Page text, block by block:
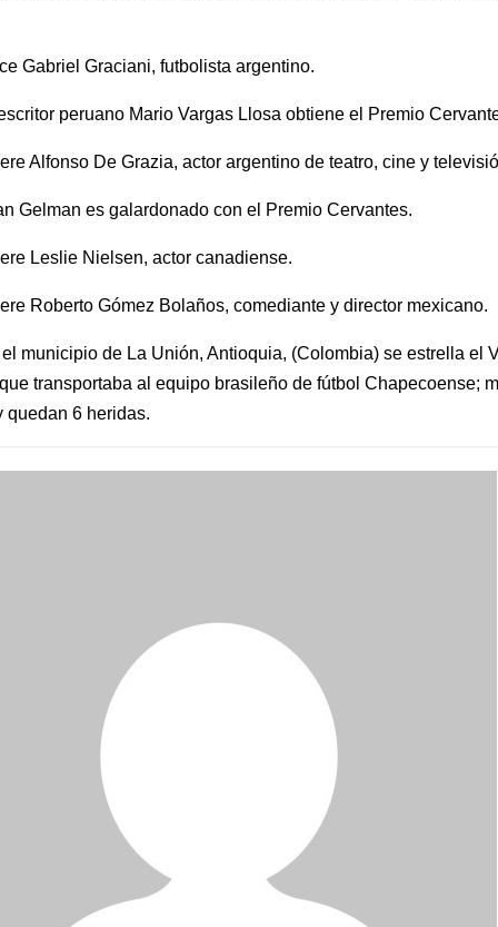
Gabriel Graciani, futbolista argentino.
peruano Mario Vargas Llosa obtiene el Premio
Alfonso De Grazia, actor argentino de teatro, cine y
Gelman es galardonado con el Premio Cervantes.
Leslie Nielsen, actor canadiense.
Roberto Gómez Bolaños, comediante y director mexicano.
municipio de La Unión, Antioquia, (Colombia) se estrella el
transportaba al equipo brasileño de fútbol Chapecoense;
quedan 6 heridas.